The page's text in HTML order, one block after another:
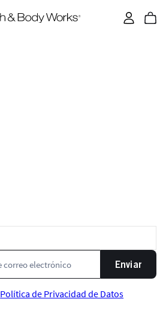
Enviar
Política de Privacidad de Datos